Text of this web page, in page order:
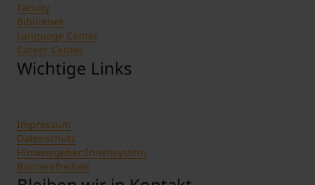
Faculty
Bibliothek
Language Center
Career Center
Wichtige Links
Impressum
Datenschutz
Hinweisgeber:Innensystem
Barrierefreiheit